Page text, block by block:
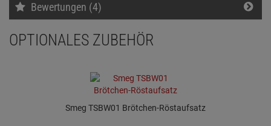
Bewertungen (4)
OPTIONALES ZUBEHÖR
Smeg TSBW01 Brötchen-Röstaufsatz